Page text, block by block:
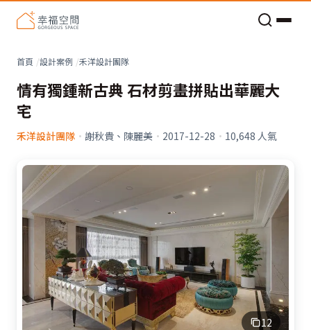
首頁 設計案例 禾洋設計團隊
情有獨鍾新古典 石材剪畫拼貼出華麗大
宅
禾洋設計團隊 · 謝秋貴、陳麗美 · 2017-12-28 · 10,648 人氣
12